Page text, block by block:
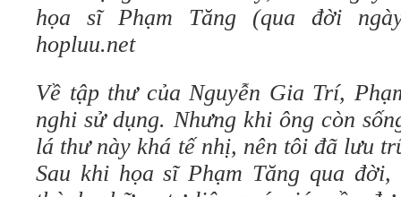
họa sĩ Phạm Tăng (qua đời
hopluu.net
Về tập thư của Nguyễn Gia Trí,
nghi sử dụng. Nhưng khi ông còn
lá thư này khá tế nhị, nên tôi đã lưu
Sau khi họa sĩ Phạm Tăng qua